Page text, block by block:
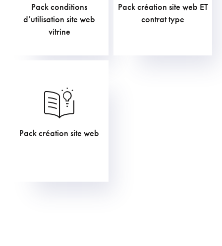
Pack conditions
d’utilisation site web
vitrine
453,75€
Pack création site web ET
contrat type
1.210,00€
Pack création site web
605,00€